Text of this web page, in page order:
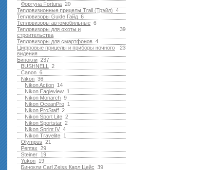
20
Фортуна Fortuna
4
Тепловизионные прицелы Trail (Трэйл)
6
Тепловизоры Guide Гайд
6
Тепловизоры автомобильные
39
Тепловизоры для охоты и
строительства
4
Тепловизоры для смартфонов
23
Цифровые прицелы и приборы ночного
видения
237
Бинокли
2
BUSHNELL
6
Canon
36
Nikon
14
Nikon Action
1
Nikon Eagleview
9
Nikon Monarch
1
Nikon OceanPro
2
Nikon ProStaff
2
Nikon Sport Lite
2
Nikon Sportstar
4
Nikon Sprint IV
1
Nikon Travelite
21
Olympus
29
Pentax
19
Steiner
19
Yukon
39
Бинокли Carl Zeiss Карл Цейс